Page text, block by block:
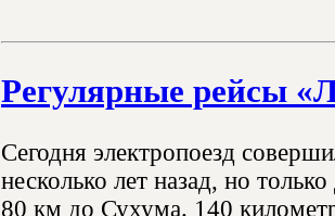
Регулярные рейсы
Сегодня электропоезд
несколько лет назад, но
80 км до Сухума. 140